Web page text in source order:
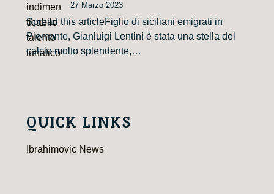
27 Marzo 2023
Spread this articleFiglio di siciliani emigrati in
Piemonte, Gianluigi Lentini è stata una stella del
calcio molto splendente,…
QUICK LINKS
Ibrahimovic News